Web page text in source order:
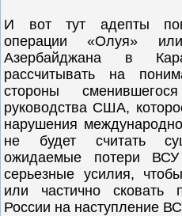
И вот тут адепты
операции «Олуя»
Азербайджана в
рассчитывать на
стороны сменившегося
руководства США,
нарушения
не будет считать
ожидаемые потери
серьезные усилия,
или частично сковать
России на наступление